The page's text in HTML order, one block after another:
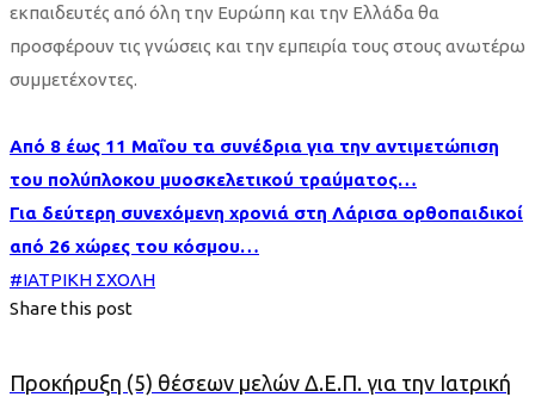
εκπαιδευτές από όλη την Ευρώπη και την Ελλάδα θα
προσφέρουν τις γνώσεις και την εμπειρία τους στους ανωτέρω
συμμετέχοντες.
Από 8 έως 11 Μαΐου τα συνέδρια για την αντιμετώπιση
του πολύπλοκου μυοσκελετικού τραύματος…
Για δεύτερη συνεχόμενη χρονιά στη Λάρισα ορθοπαιδικοί
από 26 χώρες του κόσμου…
#ΙΑΤΡΙΚΗ ΣΧΟΛΗ
Share this post
Προκήρυξη (5) θέσεων μελών Δ.Ε.Π. για την Ιατρική